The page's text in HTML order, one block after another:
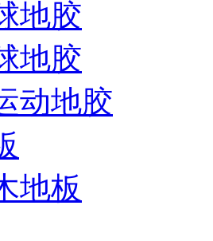
地胶
地胶
动地胶
地板